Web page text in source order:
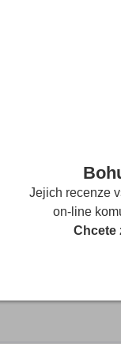
recenzí
website is no
totally no help
Jejich recenze
on-line
Chcete